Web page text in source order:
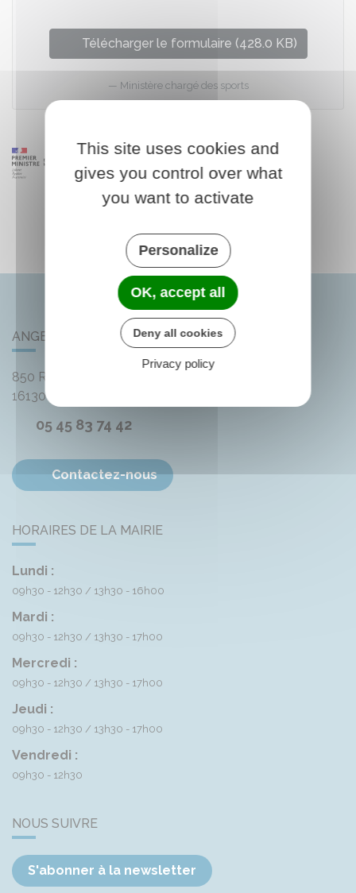
Télécharger le formulaire (428.0 KB)
Ministère chargé des sports
ANGEAC-CHAMPAGNE
850 Rue des Distilleries
16130
05 45 83 74 42
Contactez-nous
HORAIRES DE LA MAIRIE
Lundi :
09h30 - 12h30 13h30 - 16h00
Mardi :
09h30 - 12h30 13h30 - 17h00
Mercredi :
09h30 - 12h30 13h30 - 17h00
Jeudi :
09h30 - 12h30 13h30 - 17h00
Vendredi :
09h30 - 12h30
NOUS SUIVRE
S'abonner à la newsletter
This site uses cookies and
gives you control over what
you want to activate
Personalize
OK, accept all
Deny all cookies
Privacy policy